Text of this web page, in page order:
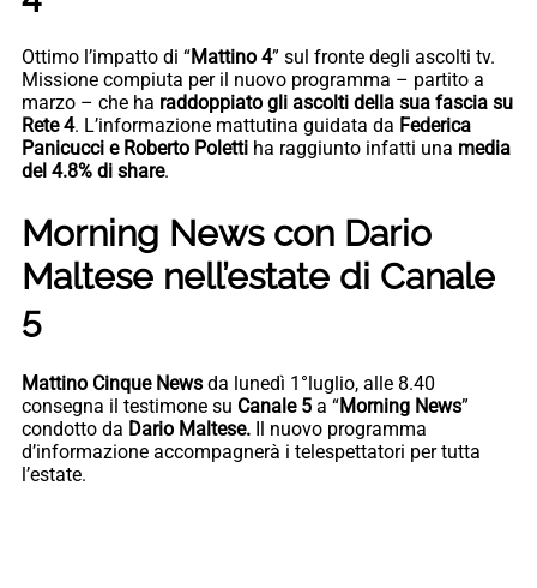
Ottimo l’impatto di “Mattino 4” sul fronte degli ascolti tv.
Missione compiuta per il nuovo programma – partito a
marzo – che ha raddoppiato gli ascolti della sua fascia su
Rete 4. L’informazione mattutina guidata da Federica
Panicucci e Roberto Poletti ha raggiunto infatti una media
del 4.8% di share.
Morning News con Dario
Maltese nell’estate di Canale
5
Mattino Cinque News da lunedì 1°luglio, alle 8.40
consegna il testimone su Canale 5 a “Morning News”
condotto da Dario Maltese. Il nuovo programma
d’informazione accompagnerà i telespettatori per tutta
l’estate.